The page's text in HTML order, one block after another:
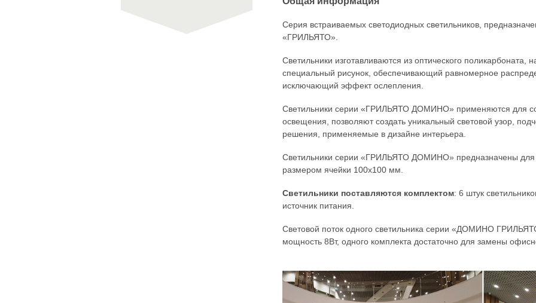
Серия встраиваемых светодиодных светильников,
«ГРИЛЬЯТО».
Светильники изготавливаются из оптического поликарбоната,
специальный рисунок, обеспечивающий равномерное
исключающий эффект ослепления.
Светильники серии «ГРИЛЬЯТО ДОМИНО» применяются для
освещения, позволяют создать уникальный световой узор,
решения, применяемые в дизайне интерьера.
Светильники серии «ГРИЛЬЯТО ДОМИНО» предназначены для
размером ячейки 100х100 мм.
Светильники поставляются комплектом: 6 штук
источник питания.
Световой поток одного светильника серии «ДОМИНО
мощность 8Вт, одного комплекта достаточно для замены